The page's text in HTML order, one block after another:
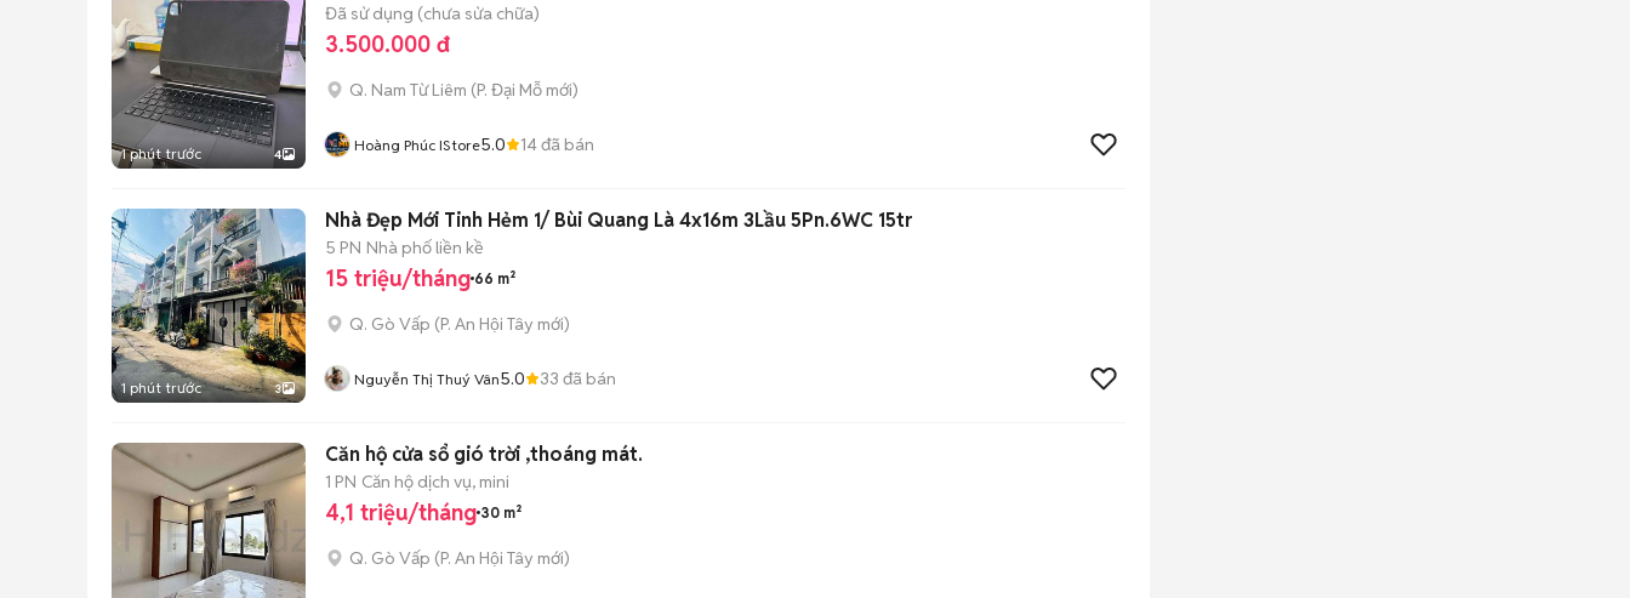
1 phút trước 4
Đã sử dụng (chưa sửa chữa)
3.500.000 đ
Q. Nam Từ Liêm (P. Đại Mỗ mới)
Hoàng Phúc IStore5.0 14đã bán
1 phút trước 3
Nhà Đẹp Mới Tinh Hẻm 1/ Bùi Quang Là 4x16m 3Lầu 5Pn.6WC 15tr
5 PN Nhà phố liền kề
15 triệu/tháng 66 m²
Q. Gò Vấp (P. An Hội Tây mới)
Nguyễn Thị Thuý Vân5.0 33 đã bán
Căn hộ cửa sổ gió trời ,thoáng mát.
1 PN Căn hộ dịch vụ, mini
4,1 triệu/tháng 30 m²
Q. Gò Vấp (P. An Hội Tây mới)